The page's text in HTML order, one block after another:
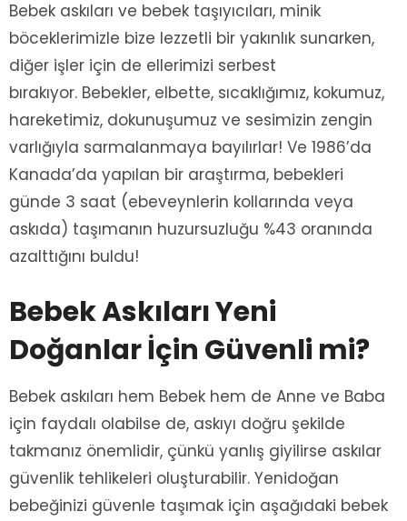
Bebek askıları ve bebek taşıyıcıları, minik
böceklerimizle bize lezzetli bir yakınlık sunarken,
diğer işler için de ellerimizi serbest
bırakıyor. Bebekler, elbette, sıcaklığımız, kokumuz,
hareketimiz, dokunuşumuz ve sesimizin zengin
varlığıyla sarmalanmaya bayılırlar! Ve 1986’da
Kanada’da yapılan bir araştırma, bebekleri
günde 3 saat (ebeveynlerin kollarında veya
askıda) taşımanın huzursuzluğu %43 oranında
azalttığını buldu!
Bebek Askıları Yeni
Doğanlar İçin Güvenli mi?
Bebek askıları hem Bebek hem de Anne ve Baba
için faydalı olabilse de, askıyı doğru şekilde
takmanız önemlidir, çünkü yanlış giyilirse askılar
güvenlik tehlikeleri oluşturabilir. Yenidoğan
bebeğinizi güvenle taşımak için aşağıdaki bebek